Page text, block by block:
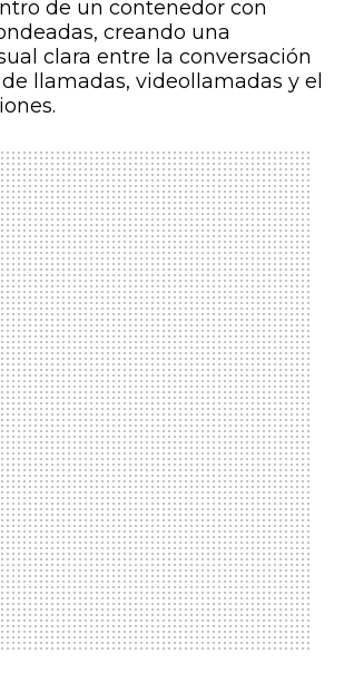
de un contenedor con
creando una
clara entre la conversación
llamadas, videollamadas y el